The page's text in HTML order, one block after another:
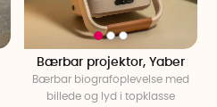
Bærbar projektor, Yaber
Bærbar biografoplevelse med
billede og lyd i topklasse